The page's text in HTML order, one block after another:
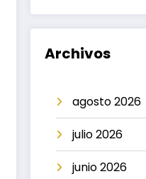
Archivos
agosto 2026
julio 2026
junio 2026